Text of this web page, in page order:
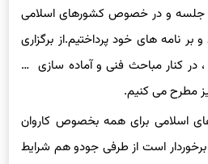
نامه های خود پرداختیم.از برگزاری
کنار مباحث فنی و آماده سازی …
مطرح می کنیم.
اسلامی برای همه بخصوص کاروان
است از طرفی جودو هم شرایط
وزارت ورزش و کمیته با آوردن مربیان